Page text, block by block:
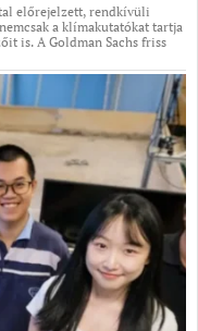
előrejelzett, rendkívüli
a klímakutatókat tartja
is. A Goldman Sachs friss